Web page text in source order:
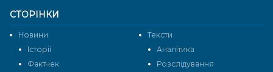
СТОРІНКИ
Новини
Тексти
Історії
Аналітика
Фактчек
Розслідування